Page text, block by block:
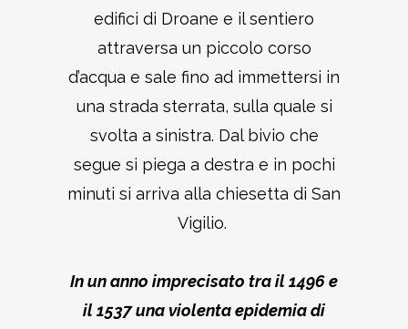
edifici di Droane e il sentiero
attraversa un piccolo corso
d’acqua e sale fino ad immettersi in
una strada sterrata, sulla quale si
svolta a sinistra. Dal bivio che
segue si piega a destra e in pochi
minuti si arriva alla chiesetta di San
Vigilio.
In un anno imprecisato tra il 1496 e
il 1537 una violenta epidemia di